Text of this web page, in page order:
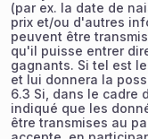
(par ex. la date de
prix et/ou d'autres
peuvent être
qu'il puisse entrer
gagnants. Si tel est
et lui donnera la
6.3 Si, dans le cadre
indiqué que les
être transmises au